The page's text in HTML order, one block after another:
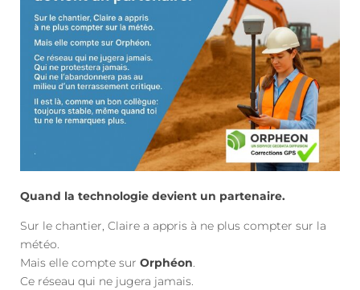
Quand la technologie devient un partenaire.
Sur le chantier, Claire a appris à ne plus compter sur la
météo.
Mais elle compte sur Orphéon.
Ce réseau qui ne jugera jamais.